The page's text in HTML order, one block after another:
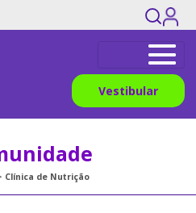
Vestibular
Clínica de Nutrição